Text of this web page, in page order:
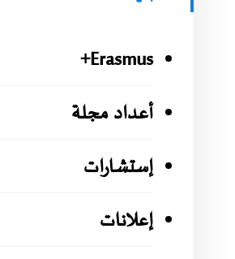
Erasmus+
أعداد مجلة
إستشارات
إعلانات